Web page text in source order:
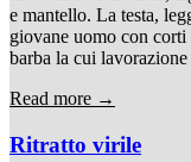
e mantello. La testa,
giovane uomo con
barba la cui
Read more →
Ritratto virile